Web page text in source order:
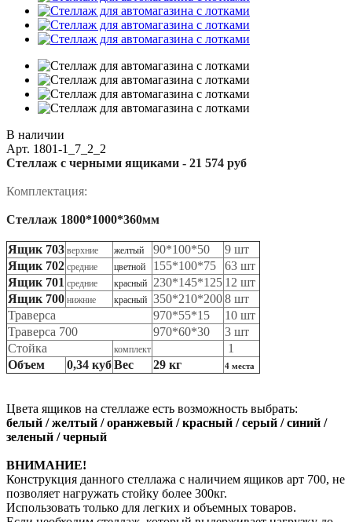
В наличии
Арт. 1801-1_7_2_2
Стеллаж с черными ящиками - 21 574 руб
Комплектация:
Стеллаж 1800*1000*360мм
Ящик 703 верхние желтый 90*100*50
9 шт
Ящик 702 средние цветной 155*100*75
63 шт
Ящик 701 средние красный 230*145*125 12 шт
Ящик 700 нижние красный 350*210*2008 шт
Траверса
970*55*15
10 шт
Траверса 700
970*60*30
3 шт
Стойка
комплект
1
Объем
0,34 кубВес 29 кг 4 места
Цвета ящиков на стеллаже есть возможность выбрать:
белый / желтый / оранжевый / красный / серый / синий /
зеленый / черный
ВНИМАНИЕ!
Конструкция данного стеллажа с наличием ящиков арт 700, не
позволяет нагружать стойку более 300кг.
Использовать только для легких и объемных товаров.